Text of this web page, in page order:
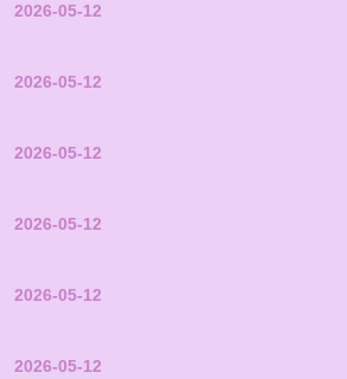
2026-05-12
2026-05-12
2026-05-12
2026-05-12
2026-05-12
2026-05-12